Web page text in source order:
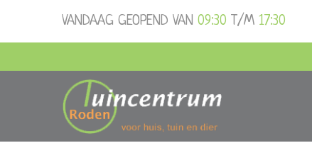
VANDAAG GEOPEND VAN 09:30 T/M 17:30